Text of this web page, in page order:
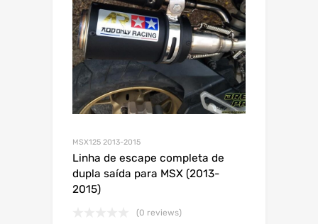
MSX125 2013-2015
Linha de escape completa de
dupla saída para MSX (2013-
2015)
(0 reviews)